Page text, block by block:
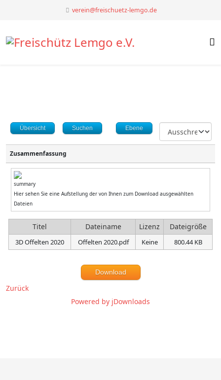
verein@freischuetz-lemgo.de
Übersicht Suchen Ebene
Zusammenfassung
Hier sehen Sie eine Aufstellung der von Ihnen zum Download ausgewählten
Dateien
Titel Dateiname Lizenz Dateigröße
3D Offelten 2020 Offelten 2020.pdf Keine 800.44 KB
Download
Zurück
Powered by jDownloads